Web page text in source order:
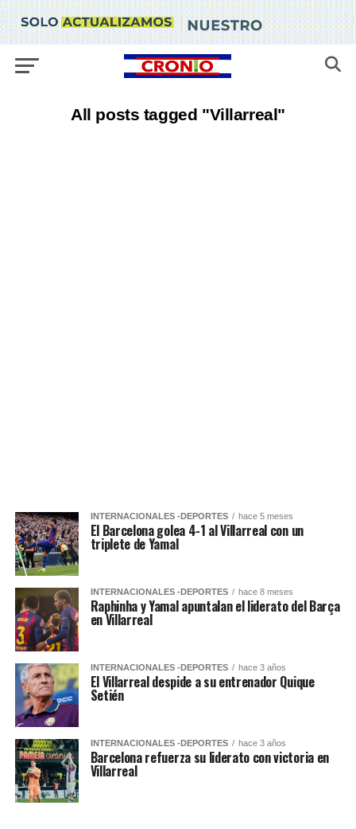
All posts tagged "Villarreal"
INTERNACIONALES -DEPORTES hace 5 meses
El Barcelona golea 4-1 al Villarreal con un
triplete de Yamal
INTERNACIONALES -DEPORTES hace 8 meses
Raphinha y Yamal apuntalan el liderato del Barça
en Villarreal
INTERNACIONALES -DEPORTES hace 3 años
El Villarreal despide a su entrenador Quique
Setién
INTERNACIONALES -DEPORTES hace 3 años
Barcelona refuerza su liderato con victoria en
Villarreal